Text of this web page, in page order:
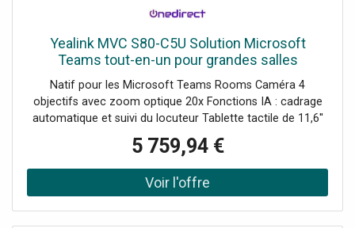
Yealink MVC S80-C5U Solution Microsoft
Teams tout-en-un pour grandes salles
autonomes avec : caméra 4 objectifs, tablette
tactile et mini-pc.
Natif pour les Microsoft Teams Rooms Caméra 4
objectifs avec zoom optique 20x Fonctions IA : cadrage
automatique et suivi du locuteur Tablette tactile de 11,6''
pour la gestion des réunions Partage de contenu sans fil
ou filaire Mini-PC Intel Ultra5 ultra-puissant Installation
simplifiée via un câble CAT5e Gestion à distance via
Yealink Device Management Autonome : pas de PC requis
5 759,94 €